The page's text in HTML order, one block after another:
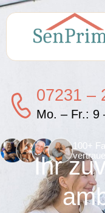
07231 –
Mo. – Fr.: 9
100+
Ihr